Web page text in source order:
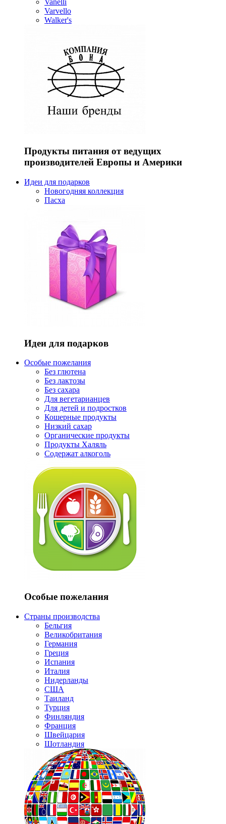
Vanelli
Varvello
Walker's
Продукты питания от ведущих
производителей Европы и Америки
Идеи для подарков
Новогодняя коллекция
Пасха
Идеи для подарков
Особые пожелания
Без глютена
Без лактозы
Без сахара
Для вегетарианцев
Для детей и подростков
Кошерные продукты
Низкий сахар
Органические продукты
Продукты Халяль
Содержат алкоголь
Особые пожелания
Страны производства
Бельгия
Великобритания
Германия
Греция
Испания
Италия
Нидерланды
США
Таиланд
Турция
Финляндия
Франция
Швейцария
Шотландия